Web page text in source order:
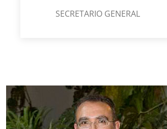
SECRETARIO GENERAL